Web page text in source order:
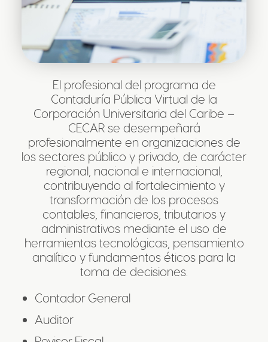
El profesional del programa de
Contaduría Pública Virtual de la
Corporación Universitaria del Caribe –
CECAR se desempeñará
profesionalmente en organizaciones de
los sectores público y privado, de carácter
regional, nacional e internacional,
contribuyendo al fortalecimiento y
transformación de los procesos
contables, financieros, tributarios y
administrativos mediante el uso de
herramientas tecnológicas, pensamiento
analítico y fundamentos éticos para la
toma de decisiones.
Contador General
Auditor